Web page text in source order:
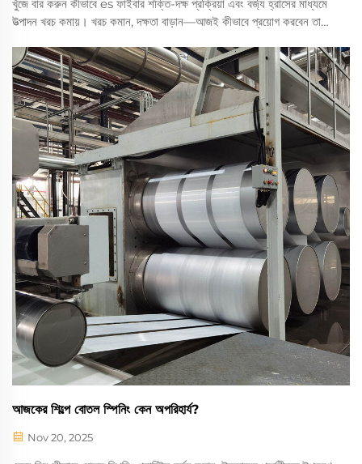
খুঁজে বার করুন কীভাবে es ফাইবার শক্তি-দক্ষ প্রক্রিয়া এবং বর্জ্য হ্রাসের মাধ্যমে
উত্পাদন খরচ কমায়। খরচ কমান, দক্ষতা বাড়ান—আজই কীভাবে প্রয়োগ করবেন তা
আজকের শিল্পে বোতল স্পিনিং কেন অপরিহার্য?
Nov 20, 2025